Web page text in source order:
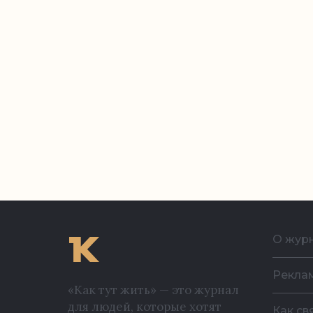
«Как тут жить» — это журнал
для людей, которые хотят
О